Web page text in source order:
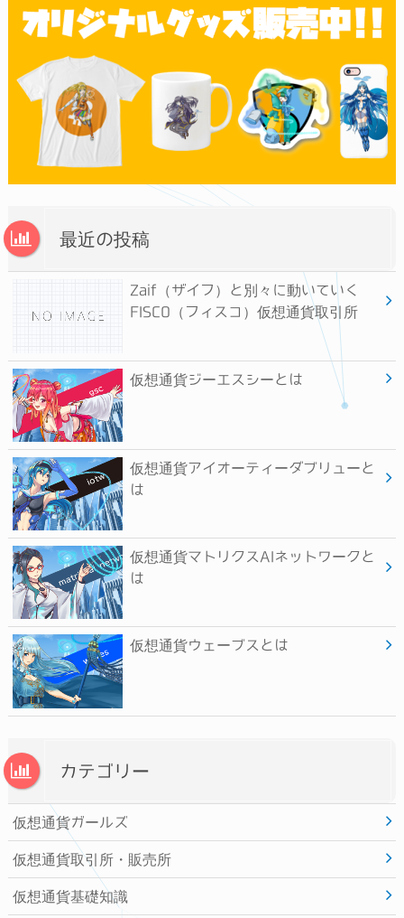
最近の投稿
Zaif（ザイフ）と別々に動いていく
FISCO（フィスコ）仮想通貨取引所
仮想通貨ジーエスシーとは
仮想通貨アイオーティーダブリューと
は
仮想通貨マトリクスAIネットワークと
は
仮想通貨ウェーブスとは
カテゴリー
仮想通貨ガールズ
仮想通貨取引所・販売所
仮想通貨基礎知識